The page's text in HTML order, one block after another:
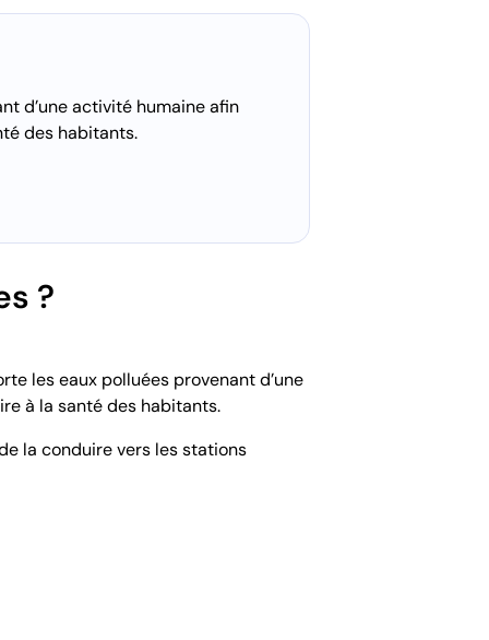
d’une activité humaine afin
des habitants.
?
les eaux polluées provenant d’une
à la santé des habitants.
la conduire vers les stations